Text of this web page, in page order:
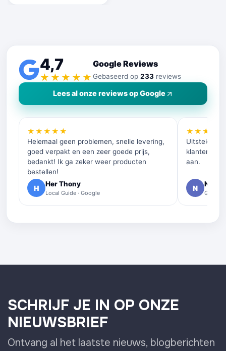
4,7
★★★★★
Google Reviews
Gebaseerd op 233 reviews
Lees al onze reviews op Google
★★★★★
Helemaal geen problemen, snelle levering,
goed verpakt en een zeer goede prijs,
bedankt! Ik ga zeker weer producten
bestellen!
H Her Thony
Local Guide · Google
★★★★★
aan.
N Nelly
Google
SCHRIJF JE IN OP ONZE
NIEUWSBRIEF
Ontvang al het laatste nieuws, blogberichten